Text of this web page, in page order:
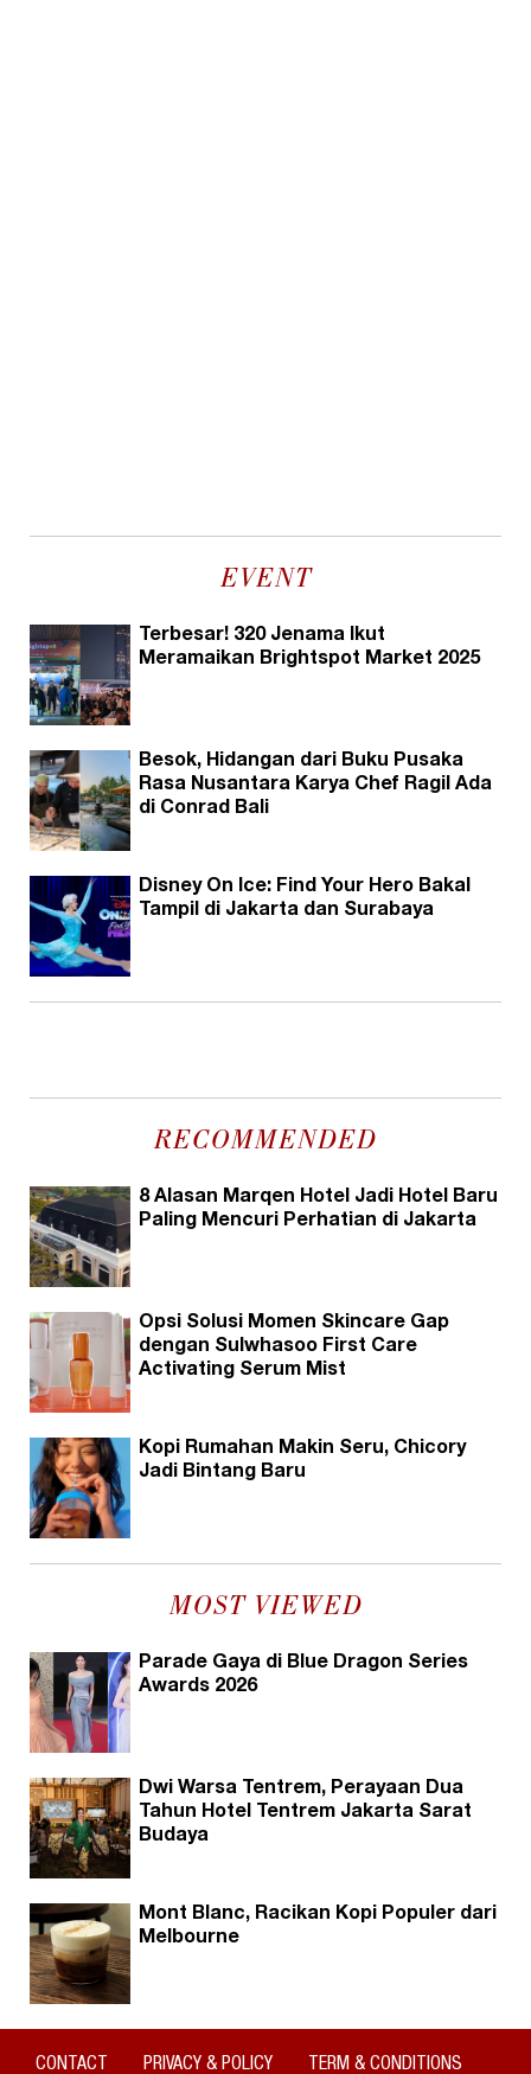
EVENT
Terbesar! 320 Jenama Ikut
Meramaikan Brightspot Market 2025
Besok, Hidangan dari Buku Pusaka
Rasa Nusantara Karya Chef Ragil Ada
di Conrad Bali
Disney On Ice: Find Your Hero Bakal
Tampil di Jakarta dan Surabaya
RECOMMENDED
8 Alasan Marqen Hotel Jadi Hotel Baru
Paling Mencuri Perhatian di Jakarta
Opsi Solusi Momen Skincare Gap
dengan Sulwhasoo First Care
Activating Serum Mist
Kopi Rumahan Makin Seru, Chicory
Jadi Bintang Baru
MOST VIEWED
Parade Gaya di Blue Dragon Series
Awards 2026
Dwi Warsa Tentrem, Perayaan Dua
Tahun Hotel Tentrem Jakarta Sarat
Budaya
Mont Blanc, Racikan Kopi Populer dari
Melbourne
CONTACT PRIVACY & POLICY TERM & CONDITIONS